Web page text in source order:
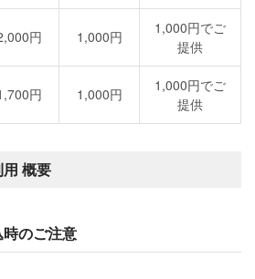
円 1,000円
1,000円でご
提供
円 1,000円
1,000円でご
提供
用 概要
のご注意